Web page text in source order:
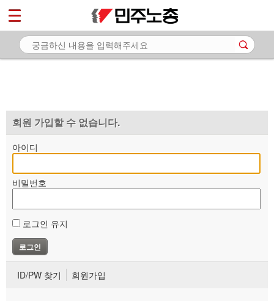
회원 가입할 수 없습니다.
아이디
비밀번호
로그인 유지
ID/PW 찾기 회원가입
마이페이지
소개
자료
부설기관